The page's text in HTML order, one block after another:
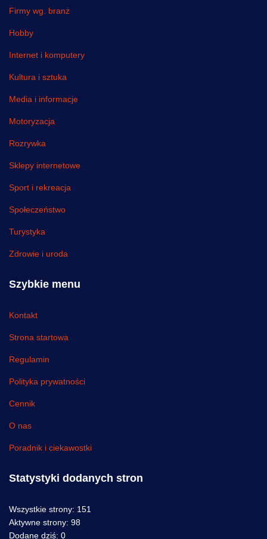
Firmy wg. branż
Hobby
Internet i komputery
Kultura i sztuka
Media i informacje
Motoryzacja
Rozrywka
Sklepy internetowe
Sport i rekreacja
Społeczeństwo
Turystyka
Zdrowie i uroda
Szybkie menu
Kontakt
Strona startowa
Regulamin
Polityka prywatności
Cennik
O nas
Poradnik i ciekawostki
Statystyki dodanych stron
Wszystkie strony: 151
Aktywne strony: 98
Dodane dziś: 0